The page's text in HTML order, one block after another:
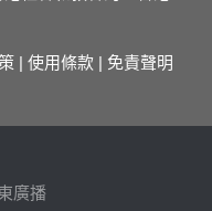
| 使用條款 | 免責聲明
廣播